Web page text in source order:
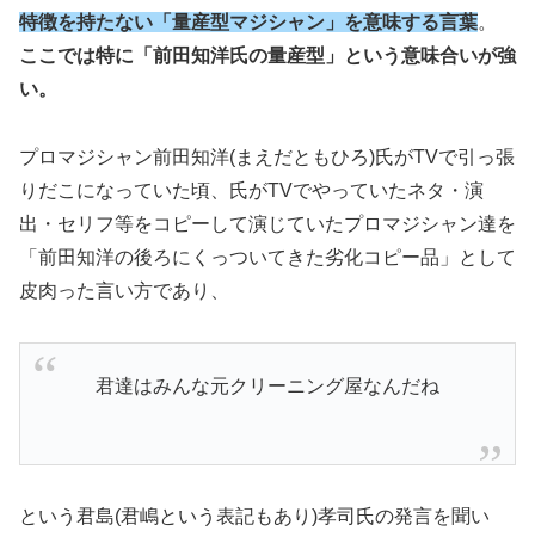
特徴を持たない「量産型マジシャン」を意味する言葉。
ここでは特に「前田知洋氏の量産型」という意味合いが強
い。
プロマジシャン前田知洋(まえだともひろ)氏がTVで引っ張
りだこになっていた頃、氏がTVでやっていたネタ・演
出・セリフ等をコピーして演じていたプロマジシャン達を
「前田知洋の後ろにくっついてきた劣化コピー品」として
皮肉った言い方であり、
君達はみんな元クリーニング屋なんだね
という君島(君嶋という表記もあり)孝司氏の発言を聞い